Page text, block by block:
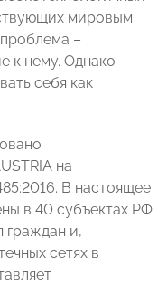
мировым
–
к нему. Однако
себя как
на
В настоящее
в 40 субъектах РФ
граждан и,
сетях в